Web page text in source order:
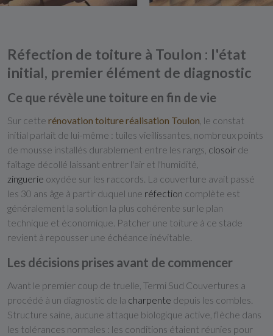
Réfection de toiture à Toulon : l'état
initial, premier élément de diagnostic
Ce que révèle une toiture en fin de vie
Sur cette rénovation toiture réalisation Toulon , le constat
initial parlait de lui-même : tuiles vieillissantes, nombreux points
de mousse installés durablement entre les rangs, closoir de
faîtage décollé laissant entrer l'air et l'humidité,
zinguerie oxydée sur les raccords. La couverture avait passé
les 30 ans âge à partir duquel une réfection complète est
généralement la solution la plus cohérente sur le plan
technique et économique. Patcher une toiture à ce stade
revient à repousser une échéance inévitable.
Les décisions prises avant de commencer
Avant le premier coup de truelle, Termi Sud Couvertures a
procédé à un diagnostic de la charpente depuis les combles.
Structure saine, aucune attaque biologique active, flèche dans
les tolérances normales : les conditions étaient réunies pour